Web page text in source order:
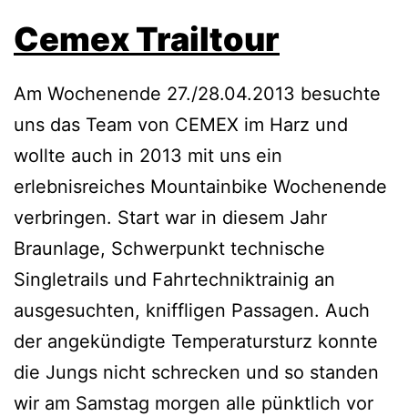
Cemex Trailtour
Am Wochenende 27./28.04.2013 besuchte
uns das Team von CEMEX im Harz und
wollte auch in 2013 mit uns ein
erlebnisreiches Mountainbike Wochenende
verbringen. Start war in diesem Jahr
Braunlage, Schwerpunkt technische
Singletrails und Fahrtechniktrainig an
ausgesuchten, kniffligen Passagen. Auch
der angekündigte Temperatursturz konnte
die Jungs nicht schrecken und so standen
wir am Samstag morgen alle pünktlich vor